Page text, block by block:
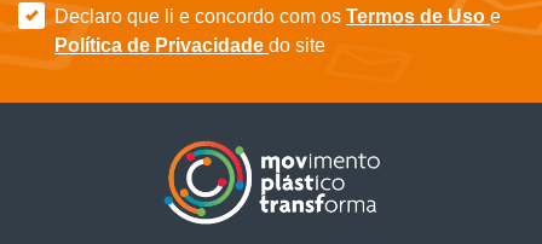
Declaro que li e concordo com os Termos de Uso e
Política de Privacidade do site